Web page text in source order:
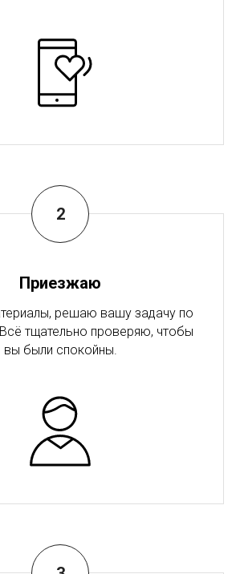
Приезжаю
решаю вашу задачу по
Всё тщательно проверяю, чтобы
вы были спокойны.